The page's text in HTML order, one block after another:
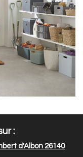
:
d'Albon 26140